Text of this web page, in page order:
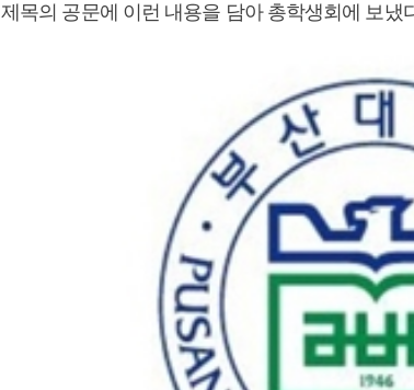
제목의 공문에 이런 내용을 담아 총학생회에 보냈